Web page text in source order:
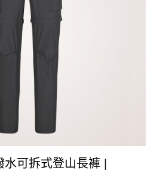
可拆式登山長褲 |